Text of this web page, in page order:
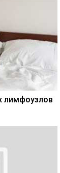
лимфоузлов